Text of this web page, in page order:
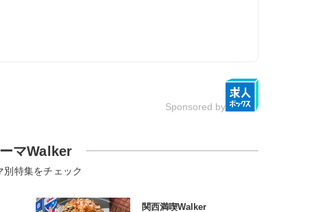
Sponsored by
マWalker
別特集をチェック
関西満喫Walker